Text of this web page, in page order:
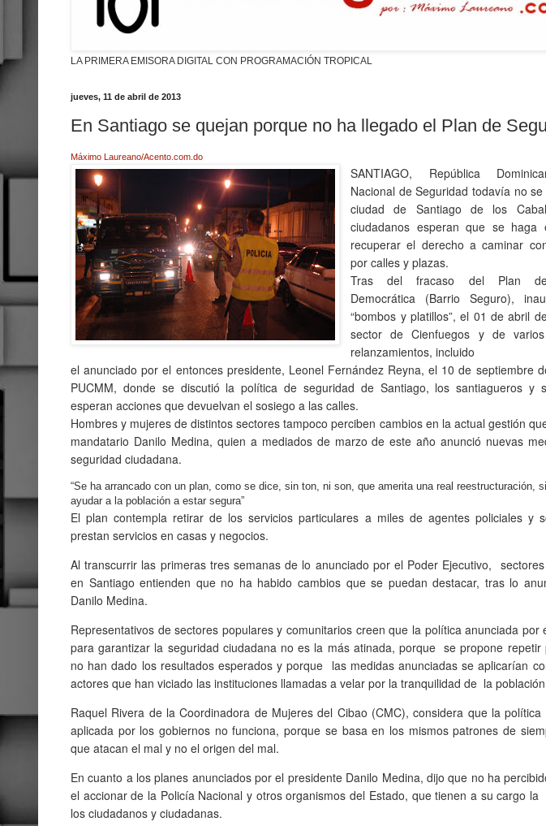
LA PRIMERA EMISORA DIGITAL CON PROGRAMACIÓN TROPICAL
jueves, 11 de abril de 2013
En Santiago se quejan porque no ha llegado el Plan de
Máximo Laureano/Acento.com.do
SANTIAGO, República
Nacional de Seguridad todavía no
ciudad de Santiago de los
ciudadanos esperan que se haga
recuperar el derecho a caminar
por calles y plazas.
Tras del fracaso del Plan de
Democrática (Barrio Seguro),
“bombos y platillos”, el 01 de abril
sector de Cienfuegos y de
relanzamientos, incluido
el anunciado por el entonces presidente, Leonel Fernández Reyna, el 10 de septiembre
PUCMM, donde se discutió la política de seguridad de Santiago, los santiagueros y
esperan acciones que devuelvan el sosiego a las calles.
Hombres y mujeres de distintos sectores tampoco perciben cambios en la actual gestión
mandatario Danilo Medina, quien a mediados de marzo de este año anunció nuevas
seguridad ciudadana.
“Se ha arrancado con un plan, como se dice, sin ton, ni son, que amerita una real reestructuración,
ayudar a la población a estar segura”
El plan contempla retirar de los servicios particulares a miles de agentes policiales y
prestan servicios en casas y negocios.
Al transcurrir las primeras tres semanas de lo anunciado por el Poder Ejecutivo,
en Santiago entienden que no ha habido cambios que se puedan destacar, tras lo
Danilo Medina.
Representativos de sectores populares y comunitarios creen que la política anunciada por
para garantizar la seguridad ciudadana no es la más atinada, porque se propone repetir
no han dado los resultados esperados y porque las medidas anunciadas se aplicarían
actores que han viciado las instituciones llamadas a velar por la tranquilidad de la
Raquel Rivera de la Coordinadora de Mujeres del Cibao (CMC), considera que la política
aplicada por los gobiernos no funciona, porque se basa en los mismos patrones de
que atacan el mal y no el origen del mal.
En cuanto a los planes anunciados por el presidente Danilo Medina, dijo que no ha
el accionar de la Policía Nacional y otros organismos del Estado, que tienen a su cargo
los ciudadanos y ciudadanas.